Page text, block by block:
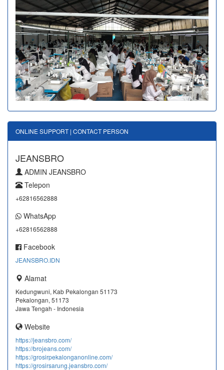
ONLINE SUPPORT | CONTACT PERSON
JEANSBRO
ADMIN JEANSBRO
Telepon
+62816562888
WhatsApp
+62816562888
Facebook
JEANSBRO.IDN
Alamat
Kedungwuni, Kab Pekalongan 51173
Pekalongan, 51173
Jawa Tengah - Indonesia
Website
https://jeansbro.com/
https://brojeans.com/
https://grosirpekalonganonline.com/
https://grosirsarung.jeansbro.com/